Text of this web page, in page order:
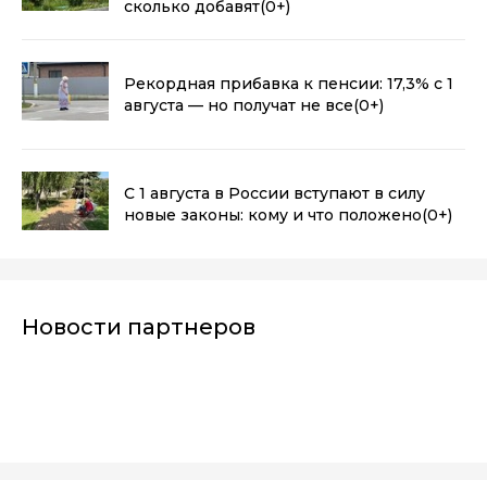
сколько добавят(0+)
Рекордная прибавка к пенсии: 17,3% с 1
августа — но получат не все(0+)
С 1 августа в России вступают в силу
новые законы: кому и что положено(0+)
Новости партнеров